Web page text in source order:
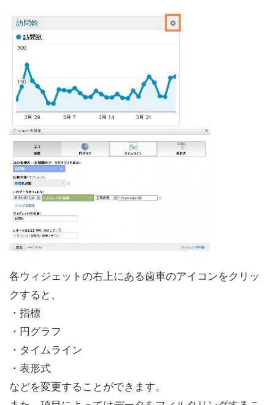
各ウィジェットの右上にある歯車のアイコンをクリッ
クすると、
・指標
・円グラフ
・タイムライン
・表形式
などを変更することができます。